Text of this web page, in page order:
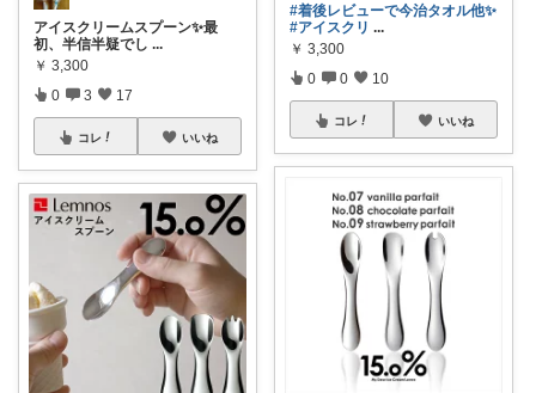
アイスクリームスプーン✨最
初、半信半疑でし ...
￥ 3,300
0 3 17
コレ いいね
#着後レビューで今治タオル他✨
#アイスクリ ...
￥ 3,300
0 0 10
コレ いいね